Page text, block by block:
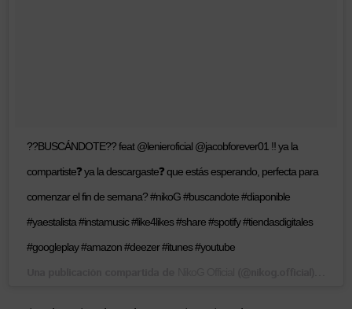
??BUSCÁNDOTE?? feat @lenieroficial @jacobforever01 ‼️ ya la
compartiste❓ ya la descargaste❓ que estás esperando, perfecta para
comenzar el fin de semana? #nikoG #buscandote #diaponible
#yaestalista #instamusic #like4likes #share #spotify #tiendasdigitales
#googleplay #amazon #deezer #itunes #youtube